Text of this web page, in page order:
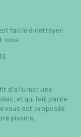
facile à nettoyer.
rose
d’allumer une
et qui fait partie
vous est proposée
pivoine.